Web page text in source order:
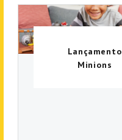
Lançamento
Minions